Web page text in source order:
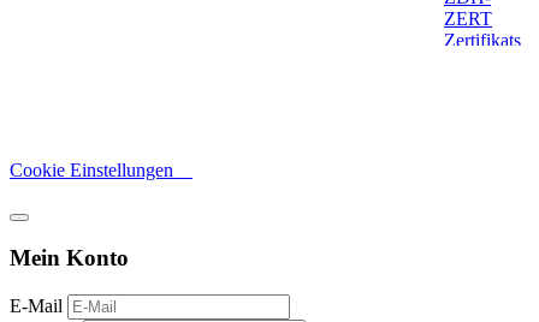
Cookie Einstellungen
Mein Konto
E-Mail